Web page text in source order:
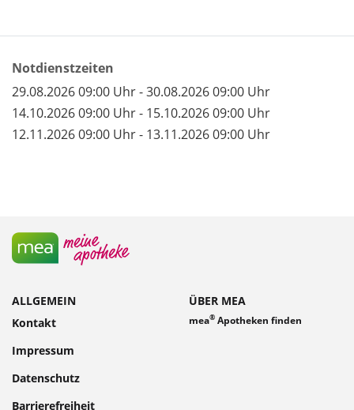
Notdienstzeiten
29.08.2026 09:00 Uhr - 30.08.2026 09:00 Uhr
14.10.2026 09:00 Uhr - 15.10.2026 09:00 Uhr
12.11.2026 09:00 Uhr - 13.11.2026 09:00 Uhr
ALLGEMEIN
Kontakt
Impressum
Datenschutz
Barrierefreiheit
ÜBER MEA
mea® Apotheken finden